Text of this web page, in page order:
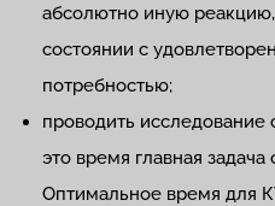
абсолютно иную
состоянии с
потребностью;
проводить
это время главная
Оптимальное время для